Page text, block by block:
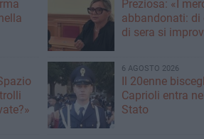
Preziosa: «I
abbandonati: di
di sera si
6 AGOSTO 2026
Il 20enne
Caprioli entra
Stato